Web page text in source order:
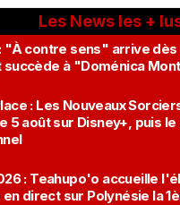
Les News les +
"À contre sens" arrive
succède à "Doménica
: Les Nouveaux
5 août sur Disney+, puis
: Teahupo'o accueille
direct sur Polynésie la